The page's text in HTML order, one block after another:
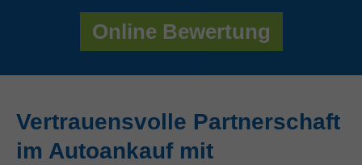
Online Bewertung
Vertrauensvolle Partnerschaft
im Autoankauf mit